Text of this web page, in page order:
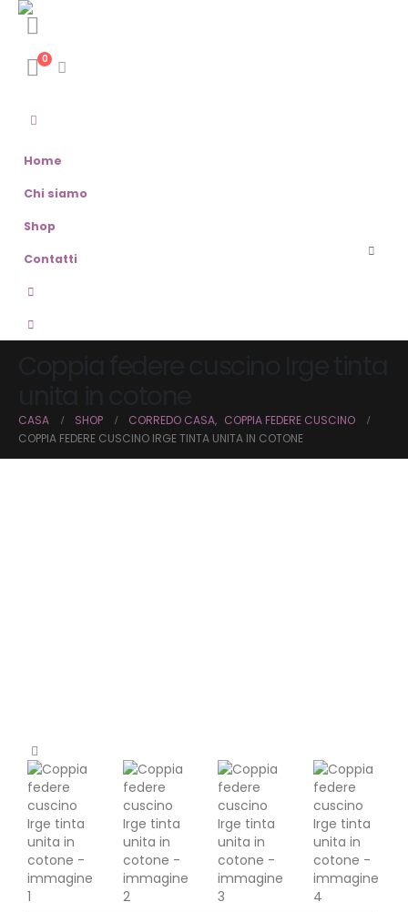
0
Home
Chi siamo
Shop
Contatti
CASA SHOP CORREDO CASA, COPPIA FEDERE CUSCINO
COPPIA FEDERE CUSCINO IRGE TINTA UNITA IN COTONE